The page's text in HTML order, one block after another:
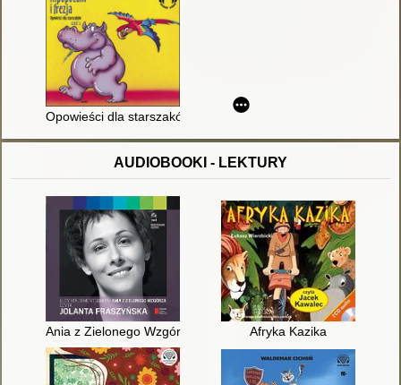
Opowieści dla starszaków. Cz. 2, [Dokument dźwiękowy]
AUDIOBOOKI - LEKTURY
Ania z Zielonego Wzgórza [Dokument dźwiękowy]
Afryka Kazika